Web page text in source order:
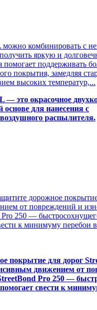
можно комбинировать с
яркую и
помогает поддерживать
покрытия, замедляя
высоких температур,...
— это окрасочное
для нанесения с
распылителя.
дорожное
от повреждений и
250 —
к минимуму перебои
покрытие для дорог
движением от
Pro 250 —
свести к